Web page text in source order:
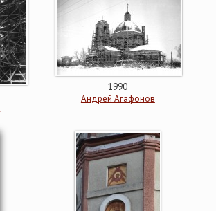
1990
Андрей Агафонов